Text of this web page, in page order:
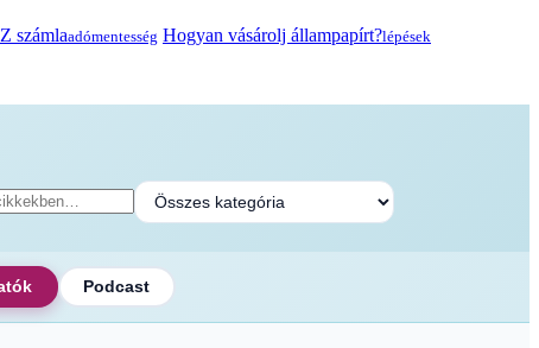
számlaadómentesség Hogyan vásárolj állampapírt?lépések
Podcast